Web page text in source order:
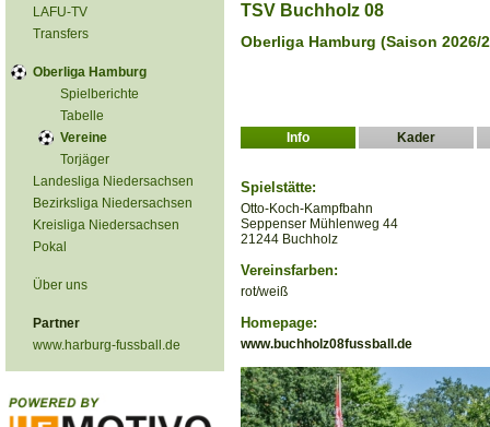
LAFU-TV
Transfers
Oberliga Hamburg
Spielberichte
Tabelle
Vereine
Torjäger
Landesliga Niedersachsen
Bezirksliga Niedersachsen
Kreisliga Niedersachsen
Pokal
Über uns
Partner
www.harburg-fussball.de
TSV Buchholz 08
Oberliga Hamburg (Saison 2026/
Info Kader
Spielstätte:
Otto-Koch-Kampfbahn
Seppenser Mühlenweg 44
21244 Buchholz
Vereinsfarben:
rot/weiß
Homepage:
www.buchholz08fussball.de